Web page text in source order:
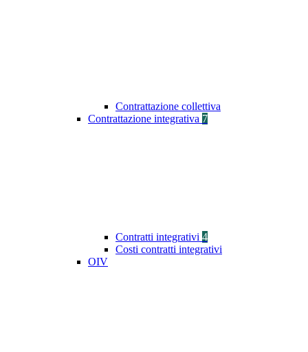
Contrattazione collettiva
Contrattazione integrativa 7
Contratti integrativi 4
Costi contratti integrativi
OIV